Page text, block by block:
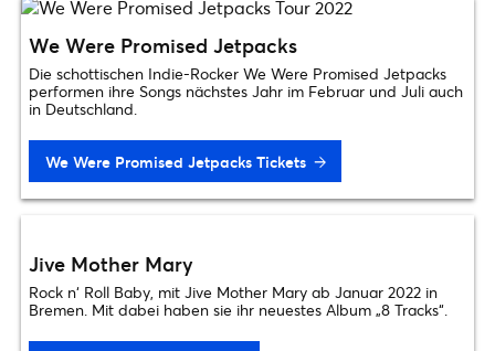
We Were Promised Jetpacks
Die schottischen Indie-Rocker We Were Promised Jetpacks
performen ihre Songs nächstes Jahr im Februar und Juli auch
in Deutschland.
We Were Promised Jetpacks Tickets
Jive Mother Mary
Rock n‘ Roll Baby, mit Jive Mother Mary ab Januar 2022 in
Bremen. Mit dabei haben sie ihr neuestes Album „8 Tracks“.